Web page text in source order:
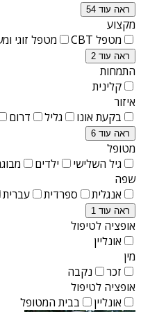
ראה עוד 54
מקצוע
מטפל CBT
מטפל זוגי
ראה עוד 2
התמחות
קלינית
איזור
בקעת אונו
גליל דרום
ראה עוד 6
מטופל
גיל השלישי
ילדים
שפה
אנגלית
ספרדית עברית
ראה עוד 1
אופציה לטיפול
אונליין
מין
זכר
נקבה
אופציה לטיפול
אונליין
בבית המטופל